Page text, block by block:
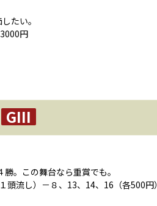
たい。
円
GIII
。この舞台なら重賞でも。
頭流し）－８、13、14、16（各500円）